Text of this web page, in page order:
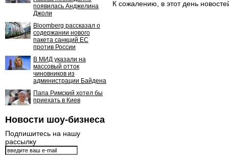
появилась Анджелина
Джоли
Bloomberg рассказал о
содержании нового
пакета санкций ЕС
против России
В МИД указали на
массовый отток
чиновников из
администрации Байдена
Папа Римский хотел бы
приехать в Киев
Новости шоу-бизнеса
Подпишитесь на нашу
рассылку
К сожалению, в этот день